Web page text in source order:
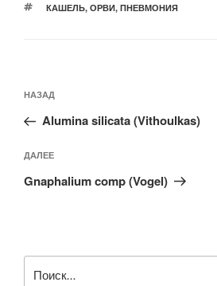
МЕТКИ
КАШЕЛЬ, ОРВИ, ПНЕВМОНИЯ
по
записям
Предыдущая
запись:
НАЗАД
Alumina silicata (Vithoulkas)
Следующая
запись
ДАЛЕЕ
Gnaphalium comp (Vogel)